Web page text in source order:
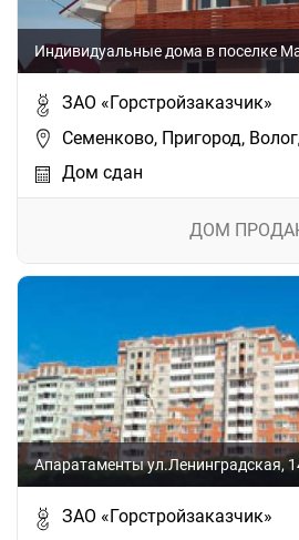
Индивидуальные дома в поселке
ЗАО «Горстройзаказчик»
Семенково, Пригород,
Дом сдан
ДОМ
Апаратаменты ул.Ленинградская,
ЗАО «Горстройзаказчик»